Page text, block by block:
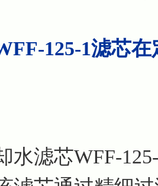
125-1滤芯
水滤芯WFF-